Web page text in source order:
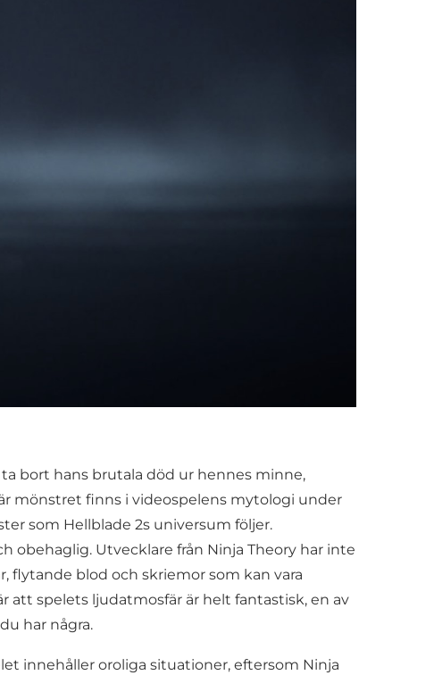
bort hans brutala död ur hennes minne,
mönstret finns i videospelens mytologi under
som Hellblade 2s universum följer.
obehaglig. Utvecklare från Ninja Theory har inte
flytande blod och skriemor som kan vara
att spelets ljudatmosfär är helt fantastisk, en av
har några.
innehåller oroliga situationer, eftersom Ninja